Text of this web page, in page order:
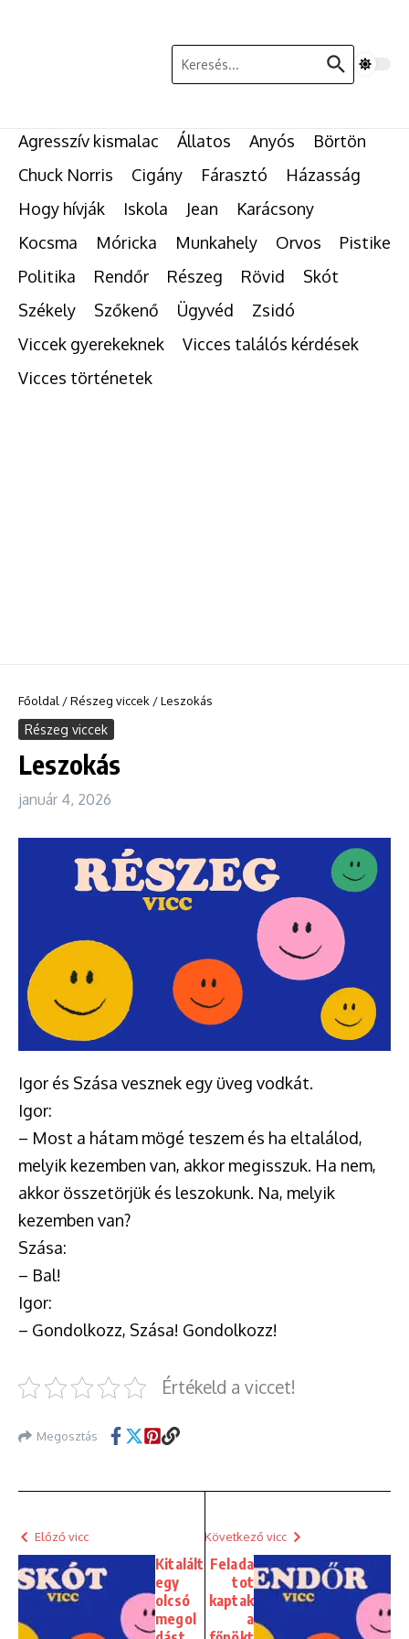
Keresés:
Agresszív kismalac Állatos Anyós
Börtön
Chuck Norris
Cigány Fárasztó
Házasság
Hogy hívják
Iskola Jean
Karácsony
Kocsma
Móricka Munkahely Orvos
Pistike
Politika
Rendőr Részeg Rövid
Skót
Székely
Szőkenő Ügyvéd
Zsidó
Viccek gyerekeknek
Vicces találós kérdések
Vicces történetek
Főoldal /Részeg viccek /Leszokás
Részeg viccek
Leszokás
január 4, 2026
Igor és Szása vesznek egy üveg vodkát.
Igor:
– Most a hátam mögé teszem és ha eltalálod,
melyik kezemben van, akkor megisszuk. Ha nem,
akkor összetörjük és leszokunk. Na, melyik
kezemben van?
Szása:
– Bal!
Igor:
– Gondolkozz, Szása! Gondolkozz!
Értékeld a viccet!
Megosztás
Előző vicc
Kitalált
egy
olcsó
megol
Következő vicc
Felada
tot
kaptak
a